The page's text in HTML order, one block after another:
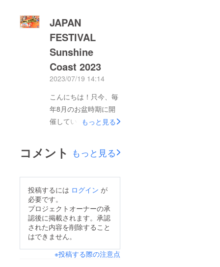
JAPAN
FESTIVAL
Sunshine
Coast 2023
2023/07/19 14:14
こんにちは！只今、毎
年8月のお盆時期に開
催している「JAPAN
真っ最中です。今年も
たくさんの方に日本文
験、日本食の出店、太
鼓のパフォーマンス
ショーなど、さまざま
なイベント内容を盛り
非、Facebookページ
もっと見る
コメント もっと見る
投稿するには ログイン が
必要です。
プロジェクトオーナーの承
認後に掲載されます。承認
された内容を削除すること
はできません。
※投稿する際の注意点